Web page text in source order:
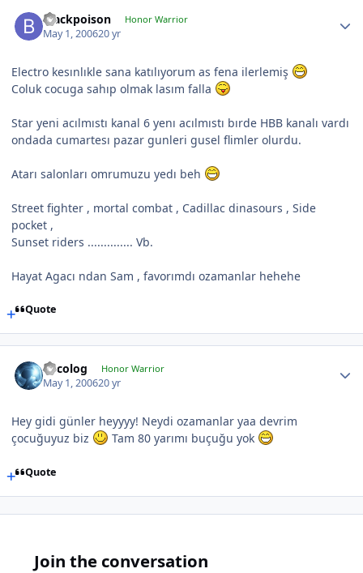
Blackpoison Honor Warrior
May 1, 200620 yr
Electro kesınlıkle sana katılıyorum as fena ilerlemiş
Coluk cocuga sahıp olmak lasım falla
Star yeni acılmıstı kanal 6 yenı acılmıstı bırde HBB kanalı vardı
ondada cumartesı pazar gunleri gusel flimler olurdu.
Atarı salonları omrumuzu yedı beh
Street fighter , mortal combat , Cadillac dinasours , Side
pocket ,
Sunset riders .............. Vb.
Hayat Agacı ndan Sam , favorımdı ozamanlar hehehe
Quote
Orcolog Honor Warrior
May 1, 200620 yr
Hey gidi günler heyyyy! Neydi ozamanlar yaa devrim
çocuğuyuz biz
Tam 80 yarımı buçuğu yok
Quote
Join the conversation